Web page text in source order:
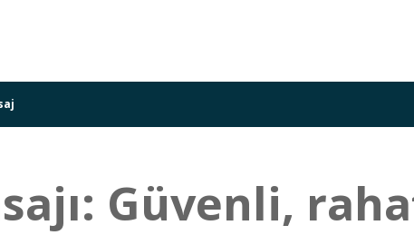
Güvenli,